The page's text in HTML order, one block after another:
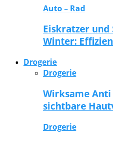
Auto – Rad
Eiskratzer und
Winter:
Drogerie
Drogerie
Wirksame
sichtbare
Drogerie